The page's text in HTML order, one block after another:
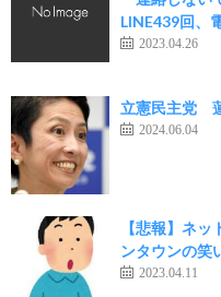
LINE439回、
2023.04.26
立憲民主党
2024.06.04
【悲報】ネ
ンタウンの笑
2023.04.11